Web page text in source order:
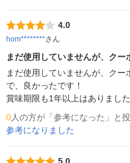
4.0
hom********さん
まだ使用していませんが、ク
まだ使用していませんが、ク
で、良かったです！
賞味期限も1年以上はありました
0人の方が「参考になった」と
参考になりました